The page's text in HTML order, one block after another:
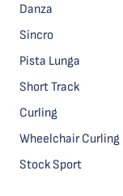
Danza
Sincro
Pista Lunga
Short Track
Curling
Wheelchair Curling
Stock Sport